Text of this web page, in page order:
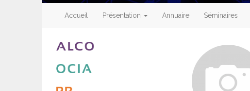
Main
navigation
Accueil Présentation Annuaire Séminaires